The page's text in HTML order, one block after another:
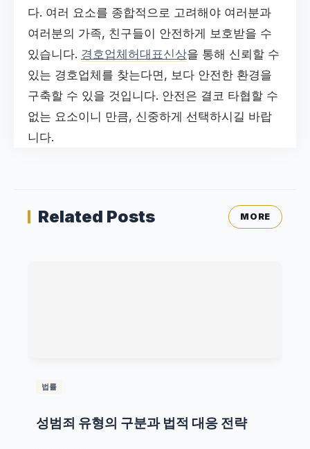
다. 여러 요소를 종합적으로 고려해야 여러분과
여러분의 가족, 친구들이 안전하게 보호받을 수
있습니다. 경호업체허대표신상을 통해 신뢰할 수
있는 경호업체를 찾는다면, 보다 안전한 환경을
구축할 수 있을 것입니다. 안전은 결코 타협할 수
없는 요소이니 만큼, 신중하게 선택하시길 바랍
니다.
Related Posts MORE
법률
성범죄 유형의 구분과 법적 대응 전략